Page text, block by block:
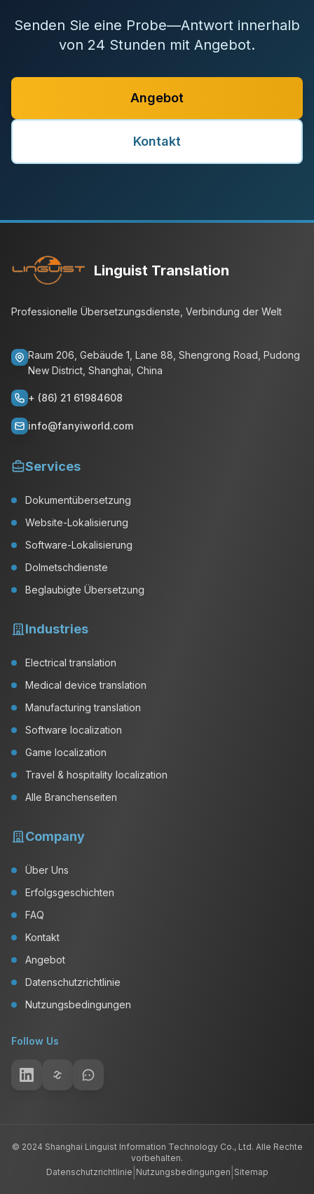
Senden Sie eine Probe—Antwort innerhalb
von 24 Stunden mit Angebot.
Angebot
Kontakt
Linguist Translation
Professionelle Übersetzungsdienste, Verbindung der Welt
Raum 206, Gebäude 1, Lane 88, Shengrong Road, Pudong
New District, Shanghai, China
+ (86) 21 61984608
info@fanyiworld.com
Services
Dokumentübersetzung
Website-Lokalisierung
Software-Lokalisierung
Dolmetschdienste
Beglaubigte Übersetzung
Industries
Electrical translation
Medical device translation
Manufacturing translation
Software localization
Game localization
Travel & hospitality localization
Alle Branchenseiten
Company
Über Uns
Erfolgsgeschichten
FAQ
Kontakt
Angebot
Datenschutzrichtlinie
Nutzungsbedingungen
Follow Us
© 2024 Shanghai Linguist Information Technology Co., Ltd. Alle Rechte
vorbehalten.
Datenschutzrichtlinie Nutzungsbedingungen Sitemap